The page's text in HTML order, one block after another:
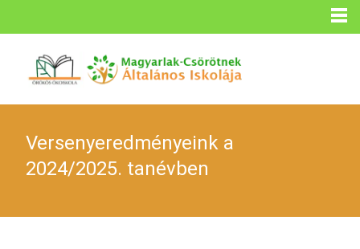
Versenyeredményeink a
2024/2025. tanévben